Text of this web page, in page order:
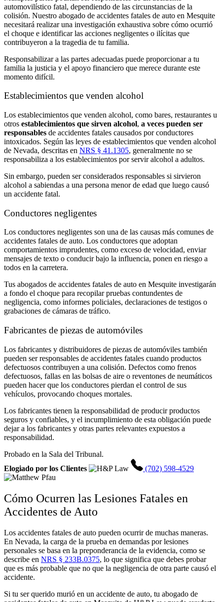
automovilístico fatal, dependiendo de las circunstancias de la
colisión. Nuestro abogado de accidentes fatales de auto en Mesquite
necesitará realizar una investigación exhaustiva sobre cómo ocurrió
el choque e identificar las acciones negligentes o ilícitas que
contribuyeron a la tragedia de tu familia.
Responsabilizar a las partes adecuadas puede proporcionar a tu
familia la justicia y el apoyo financiero que merece durante este
momento difícil.
Establecimientos que venden alcohol
Los establecimientos que venden alcohol, como bares, restaurantes u
otros establecimientos que sirven alcohol, a veces pueden ser
responsables de accidentes fatales causados por conductores
intoxicados. Según las leyes de establecimientos que venden alcohol
de Nevada, descritas en NRS § 41.1305, generalmente no se
responsabiliza a los establecimientos por servir alcohol a adultos.
Sin embargo, pueden ser considerados responsables si sirvieron
alcohol a sabiendas a una persona menor de edad que luego causó
un accidente fatal.
Conductores negligentes
Los conductores negligentes son una de las causas más comunes de
accidentes fatales de auto. Los conductores que adoptan
comportamientos imprudentes, como exceso de velocidad, enviar
mensajes de texto o conducir bajo la influencia, ponen en riesgo a
todos en la carretera.
Tus abogados de accidentes fatales de auto en Mesquite investigarán
a fondo el choque para recopilar pruebas contundentes de
negligencia, como informes policiales, declaraciones de testigos o
grabaciones de cámaras de tráfico.
Fabricantes de piezas de automóviles
Los fabricantes y distribuidores de piezas de automóviles también
pueden ser responsables de accidentes fatales cuando productos
defectuosos contribuyen a una colisión. Defectos como frenos
defectuosos, fallas en las bolsas de aire o reventones de neumáticos
pueden hacer que los conductores pierdan el control de sus
vehículos, provocando choques mortales.
Los fabricantes tienen la responsabilidad de producir productos
seguros y confiables, y el incumplimiento de esta obligación puede
dejar a los fabricantes y otras partes relevantes expuestos a
responsabilidad.
Probado en la Sala del Tribunal.
Elogiado por los Clientes
(702) 598-4529
Cómo Ocurren las Lesiones Fatales en
Accidentes de Auto
Los accidentes fatales de auto pueden ocurrir de muchas maneras.
En Nevada, la carga de la prueba en demandas por lesiones
personales se basa en la preponderancia de la evidencia, como se
describe en NRS § 233B.0375, lo que significa que debes probar
que es más probable que no que la negligencia de otra parte causó el
accidente.
Si tu ser querido murió en un accidente de auto, tu abogado de